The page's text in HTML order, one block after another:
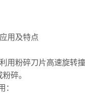
用及特点
用粉碎刀片高速旋转
碎。